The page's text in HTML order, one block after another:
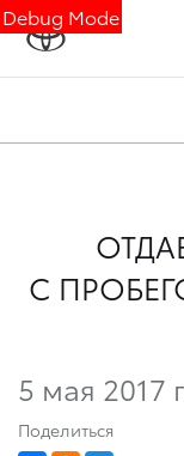
Debug Mode
С
5 мая 2017
Поделиться